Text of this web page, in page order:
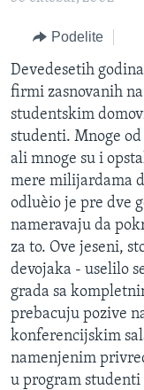
pretragu
BALKAN
GLOBALNE TEME
EKONOMIJA
MEDICINA
KULTURA
DRUŠTVO
SPORT
INTERVJU
OTVORENI STUDIO
IZ AMERIKE
PRATITE NAS
Jezici
Podelite
Devedesetih
firmi zasnovanih
studentskim
studenti. Mnoge
ali mnoge su i
mere milijardama
odluèio je pre dve
nameravaju da
za to. Ove jeseni,
devojaka - uselilo
grada sa
prebacuju pozive
konferencijskim
namenjenim
u program